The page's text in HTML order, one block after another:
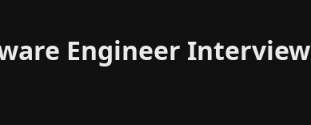
Engineer Interview